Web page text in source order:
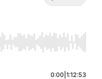
Home/End to jump
0:00 1:12:53